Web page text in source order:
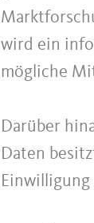
wird ein
mögliche
Darüber
Daten